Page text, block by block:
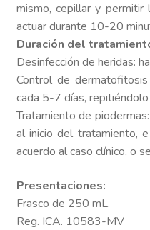
mismo, cepillar y permitir
actuar durante 10-20
Duración del
Desinfección de heridas:
Control de
cada 5-7 días,
Tratamiento de
al inicio del tratamiento,
acuerdo al caso clínico, o
Presentaciones:
Frasco de 250 mL.
Reg. ICA. 10583-MV